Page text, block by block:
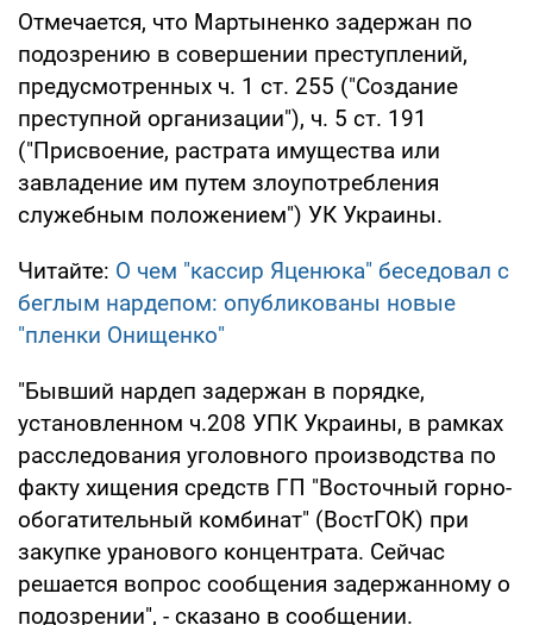
Отмечается, что Мартыненко задержан по
подозрению в совершении преступлений,
предусмотренных ч. 1 ст. 255 ("Создание
преступной организации"), ч. 5 ст. 191
("Присвоение, растрата имущества или
завладение им путем злоупотребления
служебным положением") УК Украины.
Читайте: О чем "кассир Яценюка" беседовал с
беглым нардепом: опубликованы новые
"пленки Онищенко"
"Бывший нардеп задержан в порядке,
установленном ч.208 УПК Украины, в рамках
расследования уголовного производства по
факту хищения средств ГП "Восточный горно-
обогатительный комбинат" (ВостГОК) при
закупке уранового концентрата. Сейчас
решается вопрос сообщения задержанному о
подозрении", - сказано в сообщении.